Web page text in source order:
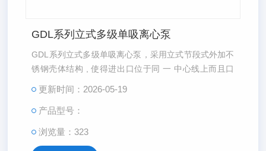
GDL系列立式多级单吸离心泵
GDL系列立式多级单吸离心泵，采用立式节段式外加不
锈钢壳体结构 , 使得进出口位于同 一 中心线上而且口
更新时间：2026-05-19
产品型号：
浏览量：323